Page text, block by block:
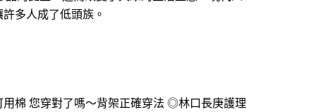
多人成了低頭族。
用棉 您穿對了嗎～背架正確穿法 ◎林口長庚護理